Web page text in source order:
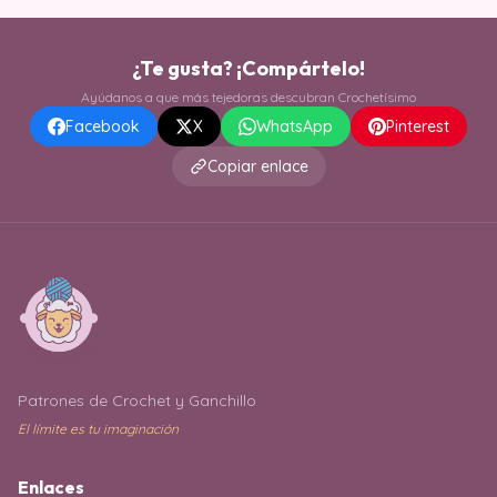
¿Te gusta? ¡Compártelo!
Ayúdanos a que más tejedoras descubran Crochetísimo
Facebook X WhatsApp
Pinterest
Copiar enlace
Patrones de Crochet y Ganchillo
El límite es tu imaginación
Enlaces